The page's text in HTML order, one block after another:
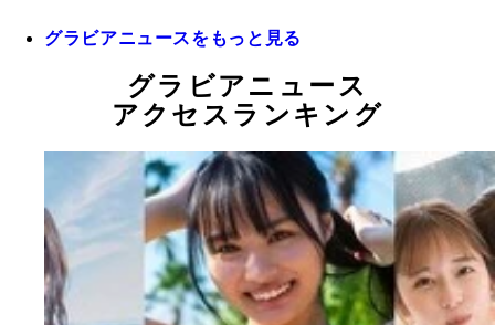
グラビアニュースをもっと見る
グラビアニュース
アクセスランキング